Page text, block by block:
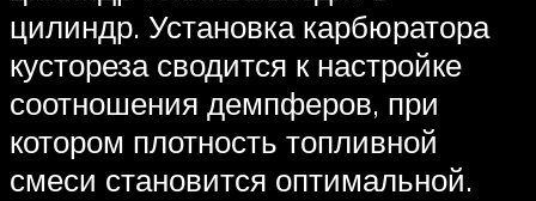
цилиндр. Установка карбюратора
кустореза сводится к настройке
соотношения демпферов, при
котором плотность топливной
смеси становится оптимальной.